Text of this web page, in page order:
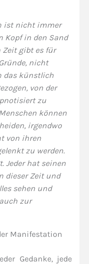
ist nicht immer
Kopf in den Sand
Zeit gibt es für
nicht
das künstlich
von der
zu
können
irgendwo
von ihren
zu werden.
Jeder hat seinen
dieser Zeit und
sehen und
zur
Manifestation
Gedanke, jede